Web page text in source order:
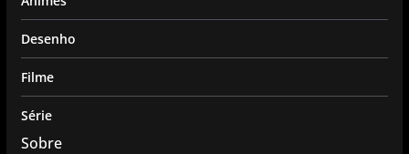
Desenho
Filme
Série
Sobre